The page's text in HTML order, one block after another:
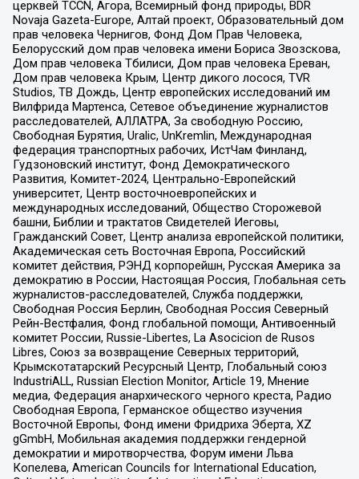
церквей TCCN, Агора, Всемирный фонд природы, BDR
Novaja Gazeta-Europe, Алтай проект, Образовательный дом
прав человека Чернигов, Фонд Дом Прав Человека,
Белорусский дом прав человека имени Бориса Звозскова,
Дом прав человека Тбилиси, Дом прав человека Ереван,
Дом прав человека Крым, Центр дикого лосося, TVR
Studios, ТВ Дождь, Центр европейских исследований им
Вилфрида Мартенса, Сетевое объединение журналистов
расследователей, АЛЛАТРА, За свободную Россию,
Свободная Бурятия, Uralic, UnKremlin, Международная
федерация транспортных рабочих, ИстЧам Финланд,
Гудзоновский институт, Фонд Демократического
Развития, Комитет-2024, Центрально-Европейский
университет, Центр восточноевропейских и
международных исследований, Общество Сторожевой
башни, Библии и трактатов Свидетелей Иеговы,
Гражданский Совет, Центр анализа европейской политики,
Академическая сеть Восточная Европа, Российский
комитет действия, РЭНД корпорейшн, Русская Америка за
демократию в России, Настоящая Россия, Глобальная сеть
журналистов-расследователей, Служба поддержки,
Свободная Россия Берлин, Свободная Россия Северный
Рейн-Вестфалия, Фонд глобальной помощи, Антивоенный
комитет России, Russie-Libertes, La Asocicion de Rusos
Libres, Союз за возвращение Северных территорий,
Крымскотатарский Ресурсный Центр, Глобальный союз
IndustriALL, Russian Election Monitor, Article 19, Мнение
медиа, Федерация анархического черного креста, Радио
Свободная Европа, Германское общество изучения
Восточной Европы, Фонд имени Фридриха Эберта, XZ
gGmbH, Мобильная академия поддержки гендерной
демократии и миротворчества, Форум имени Льва
Копелева, American Councils for International Education,